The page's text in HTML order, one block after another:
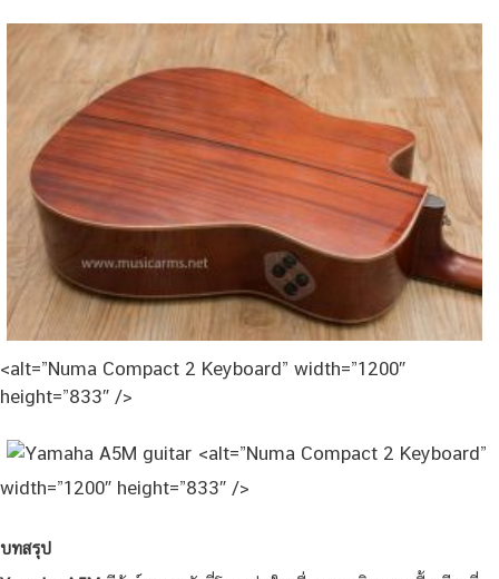
<alt=”Numa Compact 2 Keyboard” width=”1200″
height=”833″ />
<alt=”Numa Compact 2 Keyboard”
width=”1200″ height=”833″ />
บทสรุป